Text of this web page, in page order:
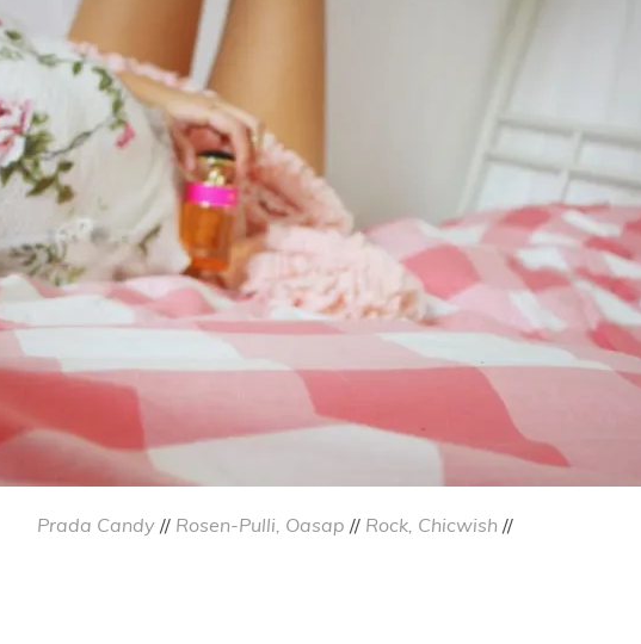
Prada Candy// Rosen-Pulli, Oasap // Rock, Chicwish //